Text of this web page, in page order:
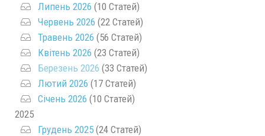
Липень 2026 (10 Статей)
Червень 2026 (22 Статей)
Травень 2026 (56 Статей)
Квітень 2026 (23 Статей)
Березень 2026 (33 Статей)
Лютий 2026 (17 Статей)
Січень 2026 (10 Статей)
2025
Грудень 2025 (24 Статей)